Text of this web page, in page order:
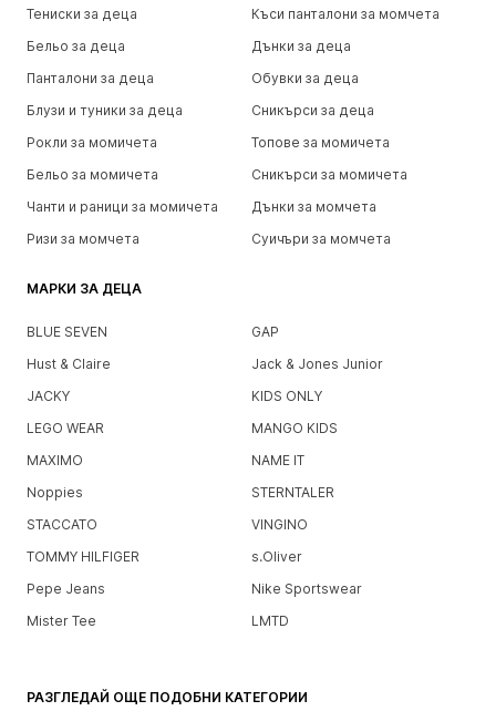
Тениски за деца
Къси панталони за момчета
Бельо за деца
Дънки за деца
Панталони за деца
Обувки за деца
Блузи и туники за деца
Сникърси за деца
Рокли за момичета
Топове за момичета
Бельо за момичета
Сникърси за момичета
Чанти и раници за момичета
Дънки за момчета
Ризи за момчета
Суичъри за момчета
МАРКИ ЗА ДЕЦА
BLUE SEVEN
GAP
Hust & Claire
Jack & Jones Junior
JACKY
KIDS ONLY
LEGO WEAR
MANGO KIDS
MAXIMO
NAME IT
Noppies
STERNTALER
STACCATO
VINGINO
TOMMY HILFIGER
s.Oliver
Pepe Jeans
Nike Sportswear
Mister Tee
LMTD
РАЗГЛЕДАЙ ОЩЕ ПОДОБНИ КАТЕГОРИИ